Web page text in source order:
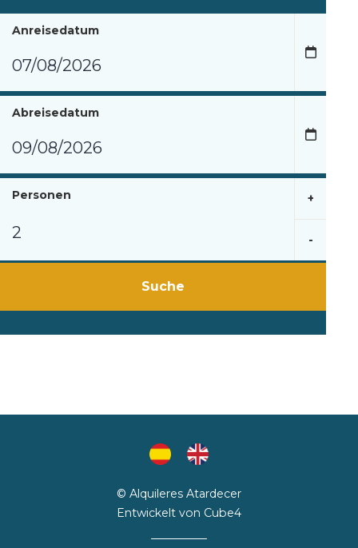
Anreisedatum
Abreisedatum
Personen +
-
Suche
© Alquileres Atardecer
Entwickelt von Cube4